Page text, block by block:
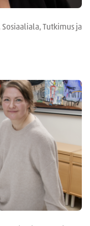
Tutkimus ja